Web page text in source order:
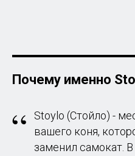
Почему именно
“
Stoylo (Стойло) -
вашего коня,
заменил самокат.